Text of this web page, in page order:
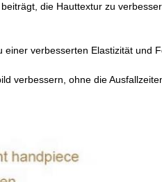
die Hauttextur zu
verbesserten Elastizität und
verbessern, ohne die